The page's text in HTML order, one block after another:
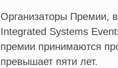
Организаторы Премии,
Integrated Systems
премии принимаются
превышает пяти лет.